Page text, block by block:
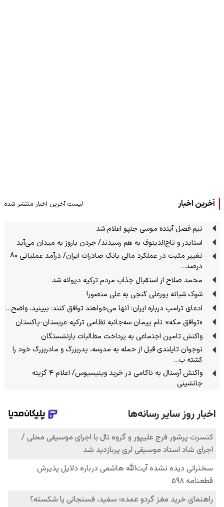
آخرین اخبار لیست آخرین اخبار منتشر شده
تیم فصل آینده موسی جنپو اعلام شد
اسنایدر و تاج‌الدینوف به هم رسیدند/ جردن باروز به میدان می‌آید
تغییر مثبت در عملکرد مالی بانک صادرات ایران/ درآمد عملیاتی 80
درصد…
محمد صلاح از استقبال جذاب مردم ترکیه دیوانه شد
شوک شبانه پورعلی گنجی به علی منصور!
ادعای ترامپ درباره ایران: آنها می‌خواهند توافق کنند؛ ببینید، واضح…
«توافق مکه»؛ نام پیمان سه‌جانبه نظامی ترکیه-عربستان-پاکستان
واکنش تامین اجتماعی به پرداخت مطالبات بازنشستگان
نوجوان تایلندی قبل از حمله به مدرسه، پدربزرگ و مادربزرگ خود را
کشته ب…
واکنش آرسنال به ناکامی در خرید وینیسیوس/ اعلام ۴ گزینه
جانشینی